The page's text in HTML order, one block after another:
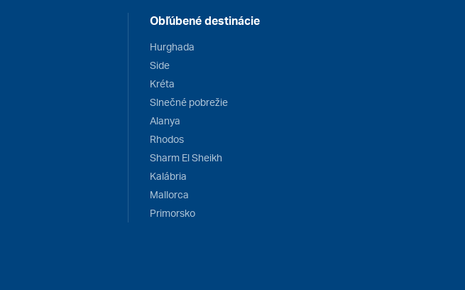
Obľúbené destinácie
Hurghada
Side
Kréta
Slnečné pobrežie
Alanya
Rhodos
Sharm El Sheikh
Kalábria
Mallorca
Primorsko